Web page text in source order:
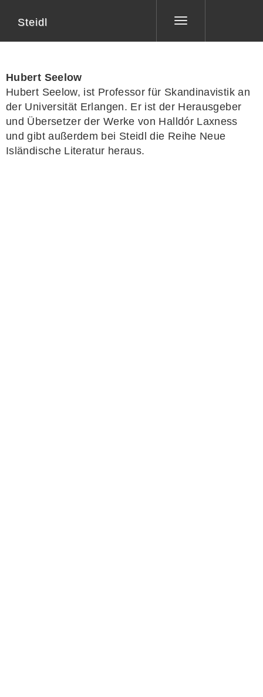
Toggle
Steidl
Hubert Seelow
Hubert Seelow, ist Professor für Skandinavistik an
der Universität Erlangen. Er ist der Herausgeber
und Übersetzer der Werke von Halldór Laxness
und gibt außerdem bei Steidl die Reihe Neue
Isländische Literatur heraus.